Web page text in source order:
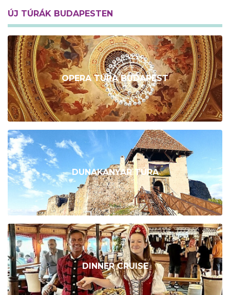
ÚJ TÚRÁK BUDAPESTEN
OPERA TÚRA BUDAPEST
DUNAKANYAR TÚRA
DINNER CRUISE